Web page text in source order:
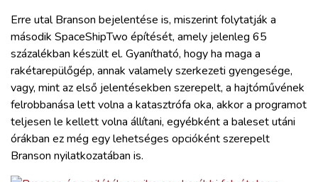
Erre utal Branson bejelentése is, miszerint folytatják a
második SpaceShipTwo építését, amely jelenleg 65
százalékban készült el. Gyanítható, hogy ha maga a
rakétarepülőgép, annak valamely szerkezeti gyengesége,
vagy, mint az első jelentésekben szerepelt, a hajtóművének
felrobbanása lett volna a katasztrófa oka, akkor a programot
teljesen le kellett volna állítani, egyébként a baleset utáni
órákban ez még egy lehetséges opcióként szerepelt
Branson nyilatkozatában is.